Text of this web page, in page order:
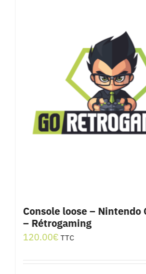
Console loose – Nintendo
– Rétrogaming
120.00€ TTC